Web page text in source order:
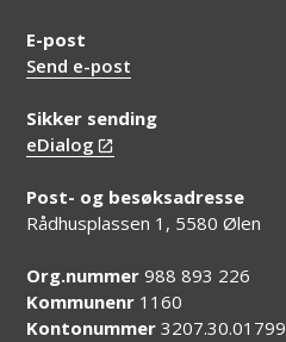
E-post
Send e-post
Sikker sending
eDialog
Post- og besøksadresse
Rådhusplassen 1, 5580 Ølen
Org.nummer988 893 226
Kommunenr 1160
Kontonummer3207.30.01799